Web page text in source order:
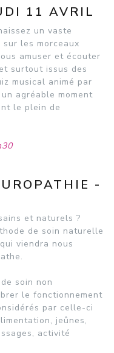
11 AVRIL
un vaste
les morceaux
amuser et écouter
surtout issus des
musical animé par
agréable moment
le plein de
-
et naturels ?
de soin naturelle
viendra nous
soin non
le fonctionnement
par celle-ci
jeûnes,
activité